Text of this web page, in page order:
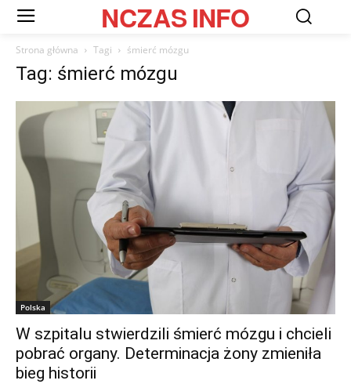
NCZASINFO
Strona główna Tagi śmierć mózgu
Tag: śmierć mózgu
Polska
W szpitalu stwierdzili śmierć mózgu i chcieli
pobrać organy. Determinacja żony zmieniła
bieg historii